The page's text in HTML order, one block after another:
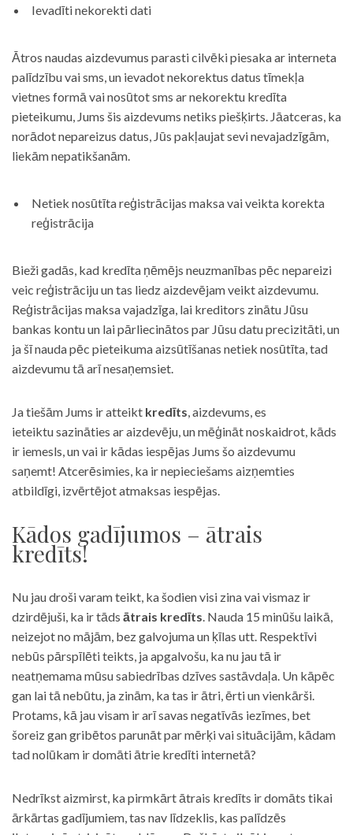
Ievadīti nekorekti dati
Ātros naudas aizdevumus parasti cilvēki piesaka ar interneta
palīdzību vai sms, un ievadot nekorektus datus tīmekļa
vietnes formā vai nosūtot sms ar nekorektu kredīta
pieteikumu, Jums šis aizdevums netiks piešķirts. Jāatceras, ka
norādot nepareizus datus, Jūs pakļaujat sevi nevajadzīgām,
liekām nepatikšanām.
Netiek nosūtīta reģistrācijas maksa vai veikta korekta
reģistrācija
Bieži gadās, kad kredīta ņēmējs neuzmanības pēc nepareizi
veic reģistrāciju un tas liedz aizdevējam veikt aizdevumu.
Reģistrācijas maksa vajadzīga, lai kreditors zinātu Jūsu
bankas kontu un lai pārliecinātos par Jūsu datu precizitāti, un
ja šī nauda pēc pieteikuma aizsūtīšanas netiek nosūtīta, tad
aizdevumu tā arī nesaņemsiet.
Ja tiešām Jums ir atteikt kredīts, aizdevums, es
ieteiktu sazināties ar aizdevēju, un mēģināt noskaidrot, kāds
ir iemesls, un vai ir kādas iespējas Jums šo aizdevumu
saņemt! Atcerēsimies, ka ir nepieciešams aizņemties
atbildīgi, izvērtējot atmaksas iespējas.
Kādos gadījumos – ātrais
kredīts!
Nu jau droši varam teikt, ka šodien visi zina vai vismaz ir
dzirdējuši, ka ir tāds ātrais kredīts. Nauda 15 minūšu laikā,
neizejot no mājām, bez galvojuma un ķīlas utt. Respektīvi
nebūs pārspīlēti teikts, ja apgalvošu, ka nu jau tā ir
neatņemama mūsu sabiedrības dzīves sastāvdaļa. Un kāpēc
gan lai tā nebūtu, ja zinām, ka tas ir ātri, ērti un vienkārši.
Protams, kā jau visam ir arī savas negatīvās iezīmes, bet
šoreiz gan gribētos parunāt par mērķi vai situācijām, kādam
tad nolūkam ir domāti ātrie kredīti internetā?
Nedrīkst aizmirst, ka pirmkārt ātrais kredīts ir domāts tikai
ārkārtas gadījumiem, tas nav līdzeklis, kas palīdzēs